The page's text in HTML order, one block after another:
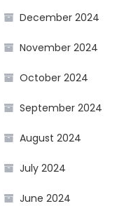
December 2024
November 2024
October 2024
September 2024
August 2024
July 2024
June 2024